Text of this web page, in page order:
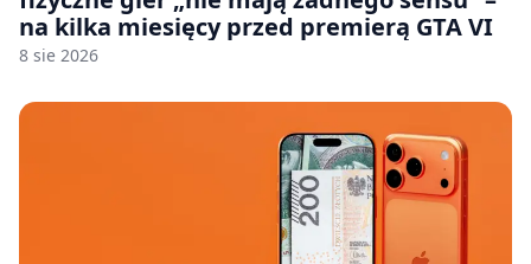
na kilka miesięcy przed premierą GTA VI
8 sie 2026